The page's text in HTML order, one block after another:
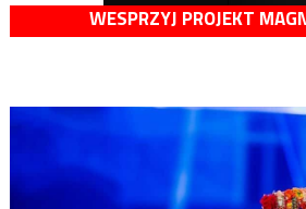
WESPRZYJ PROJEKT